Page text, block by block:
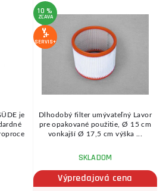
je
10 %
ZĽAVA
SERVIS+
Dlhodobý filter umývateľný Lavor
pre opakované použitie, Ø 15 cm
vonkajší Ø 17,5 cm výška ...
SKLADOM
Výpredajová cena